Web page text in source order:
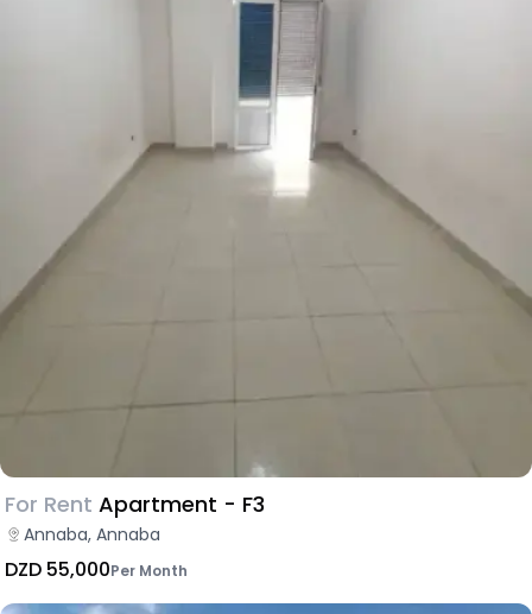
For Rent Apartment - F3
Annaba, Annaba
DZD 55,000Per Month